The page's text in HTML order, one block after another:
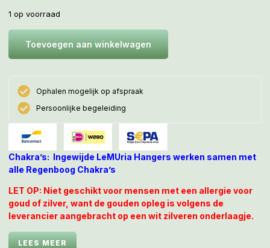
1 op voorraad
Toevoegen aan winkelwagen
Ophalen mogelijk op afspraak
Persoonlijke begeleiding
Chakra’s: Ingewijde LeMUria Hangers werken samen met
alle Regenboog Chakra’s
LET OP: Niet geschikt voor mensen met een allergie voor
goud of zilver, want de gouden opleg is volgens de
leverancier aangebracht op een wit zilveren onderlaagje.
Lapis lazuli is al sinds de oudheid bekend en werd in de
LEES MEER